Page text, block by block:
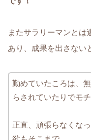
またサラリーマンとは
あり、成果を出さない
勤めていたころは、
らされていたりでモ
正直、頑張らなくな